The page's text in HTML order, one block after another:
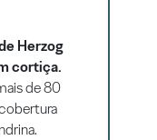
Herzog
cortiça.
de 80